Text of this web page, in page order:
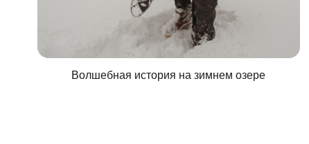
Волшебная история на зимнем озере